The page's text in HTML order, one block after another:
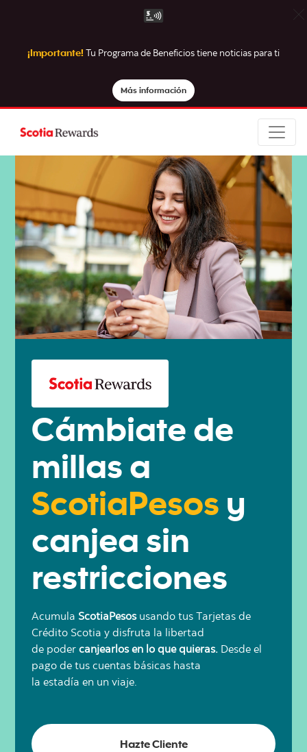
¡Importante! Tu Programa de Beneficios tiene noticias para ti
Más información
Cámbiate de
millas a
ScotiaPesos y
canjea sin
restricciones
Acumula ScotiaPesosusando tus Tarjetas de
Crédito Scotia y disfruta la libertad
de podercanjearlos en lo que quieras. Desde el
pago de tus cuentas básicas hasta
la estadía en un viaje.
Hazte Cliente